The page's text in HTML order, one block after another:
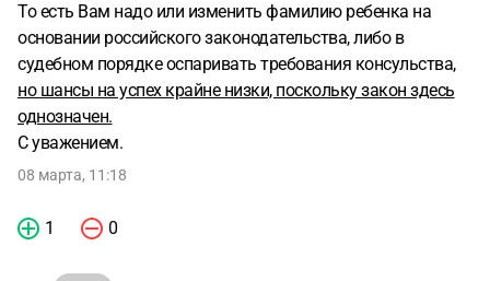
То есть Вам надо или изменить фамилию ребенка на
основании российского законодательства, либо в
судебном порядке оспаривать требования консульства,
но шансы на успех крайне низки, поскольку закон здесь
однозначен.
С уважением.
08 марта, 11:18
1 0